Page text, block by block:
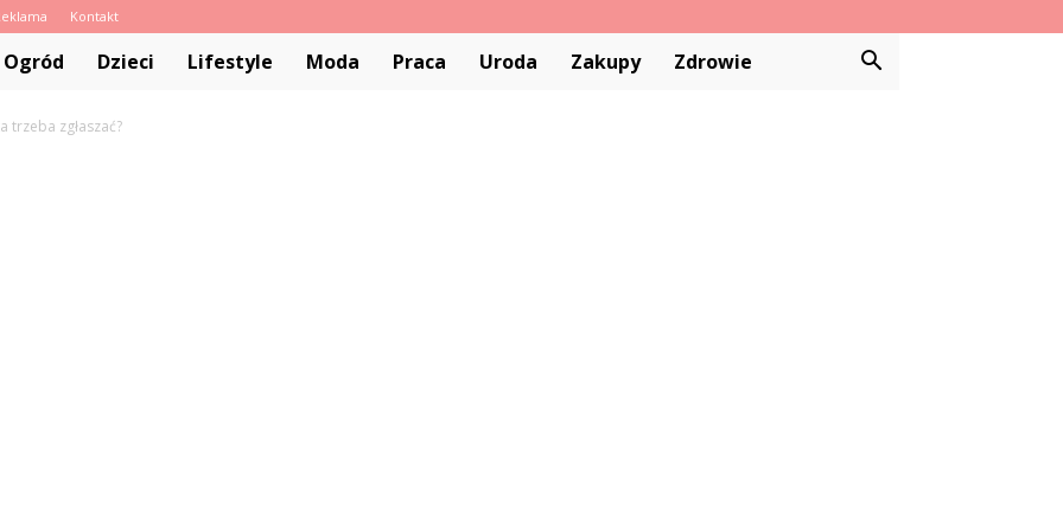
Kontakt
Ogród Dzieci Lifestyle Moda Praca Uroda Zakupy Zdrowie
trzeba zgłaszać?